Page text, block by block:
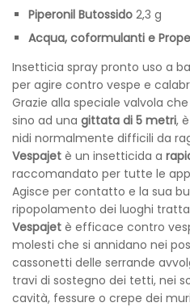
Piperonil Butossido 2,3 g
Acqua, coformulanti e
Insetticia spray pronto uso a
per agire contro vespe e
Grazie alla speciale valvola
sino ad una gittata di 5 metri,
nidi normalmente difficili da
Vespajet è un insetticida a
raccomandato per tutte le
Agisce per contatto e la sua
ripopolamento dei luoghi
Vespajet è efficace contro
molesti che si annidano nei
cassonetti delle serrande
travi di sostegno dei tetti, nei
cavità, fessure o crepe dei